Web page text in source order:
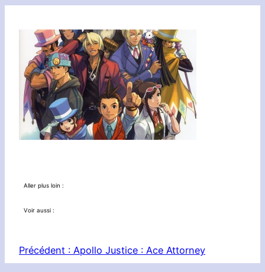
Aller plus loin :
Voir aussi :
Précédent : Apollo Justice : Ace Attorney